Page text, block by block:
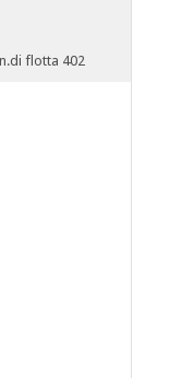
flotta 402